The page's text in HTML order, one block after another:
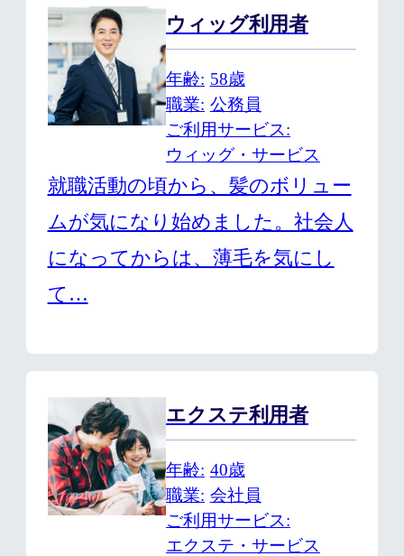
ウィッグ利用者
年齢
58歳
職業 公務員
ご利用サービス
ウィッグ・サービス
就職活動の頃から、髪のボリュー
ムが気になり始めました。社会人
になってからは、薄毛を気にし
て…
エクステ利用者
年齢 40歳
職業 会社員
ご利用サービス
エクステ・サービス